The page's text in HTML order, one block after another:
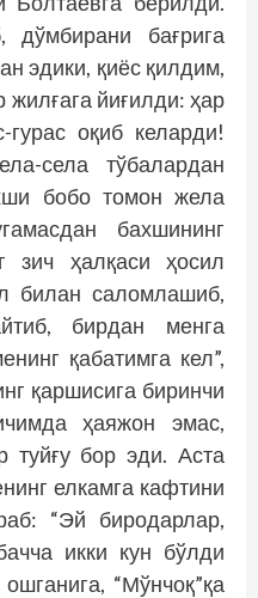
дўмбирани бағрига
эдики, қиёс қилдим,
йиғилди: ҳар
оқиб келарди!
села тўбалардан
бобо томон жела
бахшининг
зич ҳалқаси ҳосил
билан саломлашиб,
бирдан менга
қабатимга кел”,
қаршисига биринчи
ҳаяжон эмас,
туйғу бор эди. Аста
елкамга кафтини
“Эй биродарлар,
икки кун бўлди
“Мўнчоқ”қа